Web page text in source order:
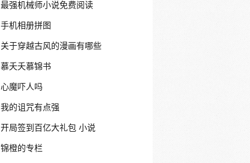
最强机械师小说免费阅读
手机相册拼图
关于穿越古风的漫画有哪些
慕夭夭慕锦书
心魔吓人吗
我的诅咒有点强
开局签到百亿大礼包 小说
锦橙的专栏